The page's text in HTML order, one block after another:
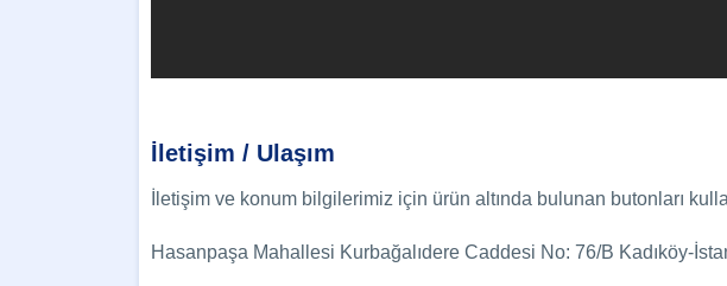
İletişim / Ulaşım
İletişim ve konum bilgilerimiz için ürün altında bulunan butonları
Hasanpaşa Mahallesi Kurbağalıdere Caddesi No: 76/B Kadıköy-